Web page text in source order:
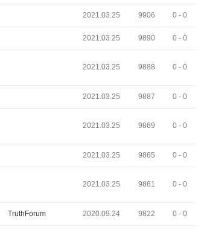
2021.03.25 9906 0 - 0
2021.03.25 9890 0 - 0
2021.03.25 9888 0 - 0
2021.03.25 9887 0 - 0
2021.03.25 9869 0 - 0
2021.03.25 9865 0 - 0
2021.03.25 9861 0 - 0
TruthForum 2020.09.24 9822 0 - 0